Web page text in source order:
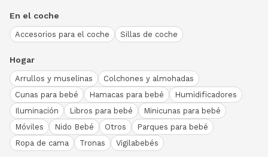
En el coche
Accesorios para el coche Sillas de coche
Hogar
Arrullos y muselinas
Colchones y almohadas
Cunas para bebé
Hamacas para bebé
Humidificadores
Iluminación
Libros para bebé
Minicunas para bebé
Móviles
Nido Bebé Otros
Parques para bebé
Ropa de cama
Tronas Vigilabebés